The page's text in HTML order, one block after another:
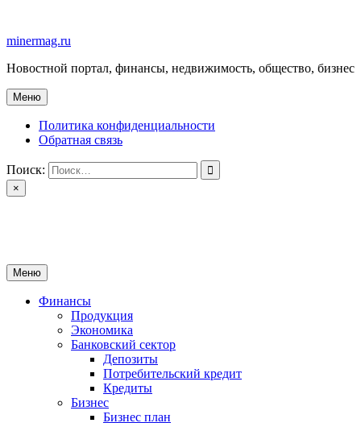
содержимому
minermag.ru
Новостной портал, финансы, недвижимость, общество, бизнес
Меню
Политика конфиденциальности
Обратная связь
Поиск:
×
Меню
Финансы
Продукция
Экономика
Банковский сектор
Депозиты
Потребительский кредит
Кредиты
Бизнес
Бизнес план